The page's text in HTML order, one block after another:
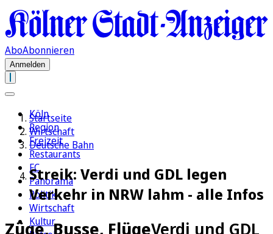
AboAbonnieren
Anmelden
Köln
Region
Freizeit
Restaurants
FC
Panorama
Politik
Wirtschaft
Kultur
Startseite
Wirtschaft
Deutsche Bahn
Streik: Verdi und GDL legen
Verkehr in NRW lahm - alle Infos
Züge, Busse, FlügeVerdi und GDL